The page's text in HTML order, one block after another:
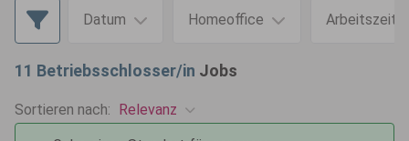
Datum Homeoffice Arbeitszeit
11 Betriebsschlosser/in Jobs
Sortieren nach: Relevanz